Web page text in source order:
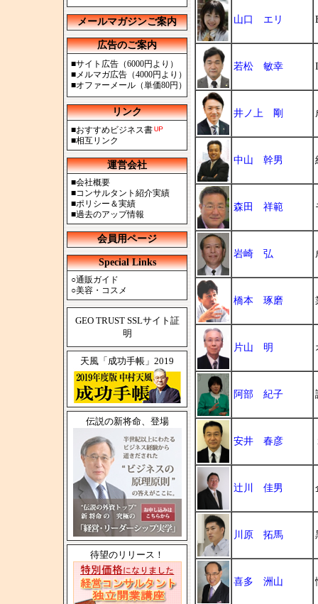
メールマガジンご案内
広告のご案内
■サイト広告（6000円より）
■メルマガ広告（4000円より）
■オファーメール（単価80円）
リンク
■おすすめビジネス書
■相互リンク
運営会社
■会社概要
■コンサルタント紹介実績
■ポリシー＆実績
■過去のアップ情報
会員用ページ
Special Links
○通販ガイド
○美容・コスメ
GEO TRUST SSLサイト証
明
天風「成功手帳」2019
伝説の新将命、登場
待望のリリース！
山口 エリ
若松 敏幸
井ノ上 剛
中山 幹男
森田 祥範
岩崎 弘
橋本 琢磨
片山 明
阿部 紀子
安井 春彦
辻川 佳男
川原 拓馬
喜多 洲山